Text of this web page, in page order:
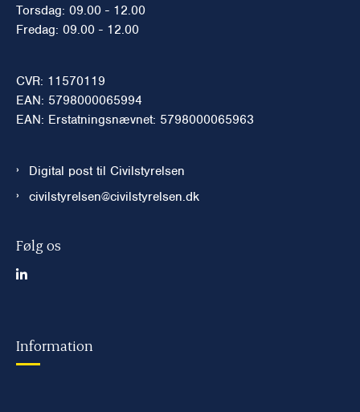
Torsdag: 09.00 - 12.00
Fredag: 09.00 - 12.00
CVR: 11570119
EAN: 5798000065994
EAN: Erstatningsnævnet: 5798000065963
Digital post til Civilstyrelsen
civilstyrelsen@civilstyrelsen.dk
Følg os
Information